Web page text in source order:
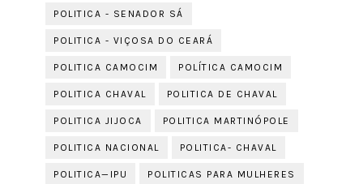
POLITICA - SENADOR SÁ
POLITICA - VIÇOSA DO CEARÁ
POLITICA CAMOCIM POLÍTICA CAMOCIM
POLITICA CHAVAL POLITICA DE CHAVAL
POLITICA JIJOCA POLITICA MARTINÓPOLE
POLITICA NACIONAL POLITICA- CHAVAL
POLITICA—IPU POLITICAS PARA MULHERES